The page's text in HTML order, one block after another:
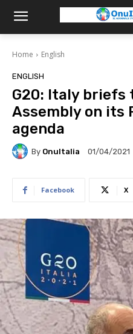
Home English
ENGLISH
G20: Italy briefs
Assembly on its
agenda
By OnuItalia 01/04/2021
Facebook X